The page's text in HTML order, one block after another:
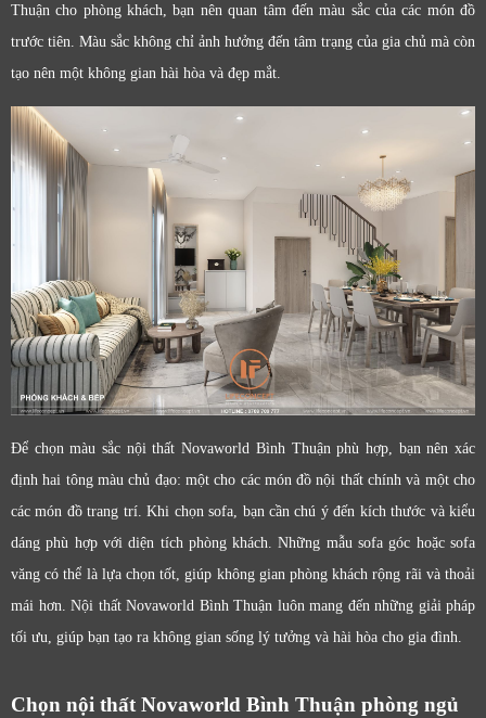
Thuận cho phòng khách, bạn nên quan tâm đến màu sắc của các món đồ
trước tiên. Màu sắc không chỉ ảnh hưởng đến tâm trạng của gia chủ mà còn
tạo nên một không gian hài hòa và đẹp mắt.
Để chọn màu sắc nội thất Novaworld Bình Thuận phù hợp, bạn nên xác
định hai tông màu chủ đạo: một cho các món đồ nội thất chính và một cho
các món đồ trang trí. Khi chọn sofa, bạn cần chú ý đến kích thước và kiểu
dáng phù hợp với diện tích phòng khách. Những mẫu sofa góc hoặc sofa
văng có thể là lựa chọn tốt, giúp không gian phòng khách rộng rãi và thoải
mái hơn. Nội thất Novaworld Bình Thuận luôn mang đến những giải pháp
tối ưu, giúp bạn tạo ra không gian sống lý tưởng và hài hòa cho gia đình.
Chọn nội thất Novaworld Bình Thuận phòng ngủ